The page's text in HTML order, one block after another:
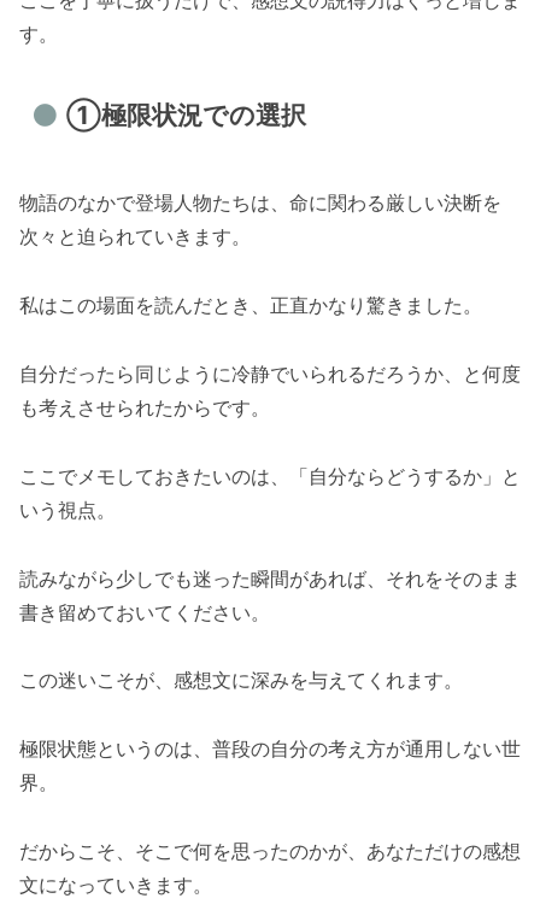
す。
①極限状況での選択
物語のなかで登場人物たちは、命に関わる厳しい決断を
次々と迫られていきます。
私はこの場面を読んだとき、正直かなり驚きました。
自分だったら同じように冷静でいられるだろうか、と何度
も考えさせられたからです。
ここでメモしておきたいのは、「自分ならどうするか」と
いう視点。
読みながら少しでも迷った瞬間があれば、それをそのまま
書き留めておいてください。
この迷いこそが、感想文に深みを与えてくれます。
極限状態というのは、普段の自分の考え方が通用しない世
界。
だからこそ、そこで何を思ったのかが、あなただけの感想
文になっていきます。